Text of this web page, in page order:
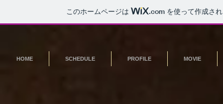
このホームページは .com を使って作成さ
HOME SCHEDULE PROFILE MOVIE